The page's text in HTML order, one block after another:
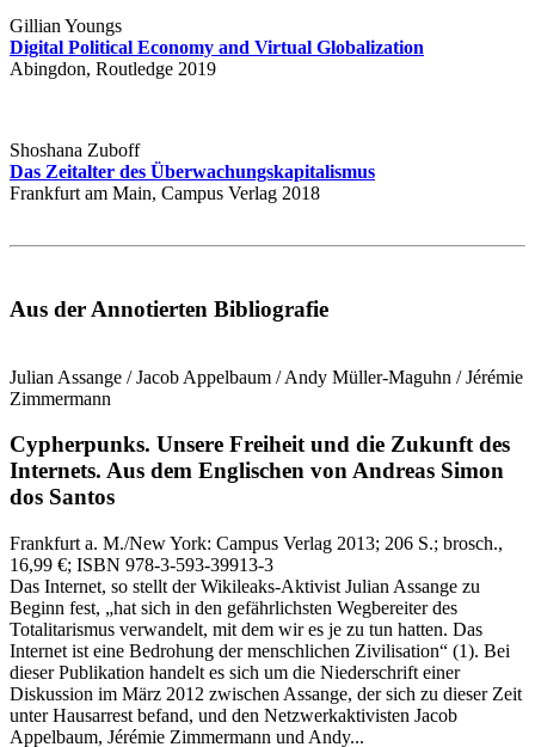
Gillian Youngs
Digital Political Economy and Virtual Globalization
Abingdon, Routledge 2019
Shoshana Zuboff
Das Zeitalter des Überwachungskapitalismus
Frankfurt am Main, Campus Verlag 2018
Aus der Annotierten Bibliografie
Julian Assange / Jacob Appelbaum / Andy Müller-Maguhn / Jérémie
Zimmermann
Cypherpunks. Unsere Freiheit und die Zukunft des
Internets. Aus dem Englischen von Andreas Simon
dos Santos
Frankfurt a. M./New York: Campus Verlag 2013; 206 S.; brosch.,
16,99 €; ISBN 978-3-593-39913-3
Das Internet, so stellt der Wikileaks‑Aktivist Julian Assange zu
Beginn fest, „hat sich in den gefährlichsten Wegbereiter des
Totalitarismus verwandelt, mit dem wir es je zu tun hatten. Das
Internet ist eine Bedrohung der menschlichen Zivilisation“ (1). Bei
dieser Publikation handelt es sich um die Niederschrift einer
Diskussion im März 2012 zwischen Assange, der sich zu dieser Zeit
unter Hausarrest befand, und den Netzwerkaktivisten Jacob
Appelbaum, Jérémie Zimmermann und Andy...